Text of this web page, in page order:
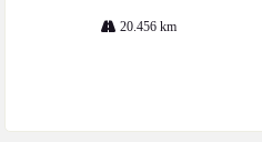
20.456 km